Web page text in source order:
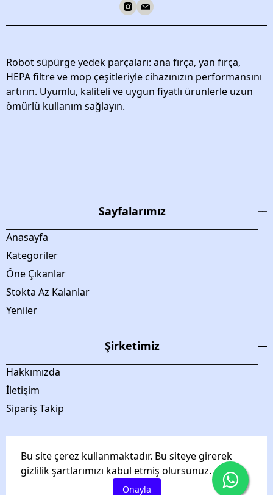
Bu site çerez kullanmaktadır. Bu siteye girerek
gizlilik şartlarımızı kabul etmiş olursunuz.
Onayla
Robot süpürge yedek parçaları: ana fırça, yan fırça,
HEPA filtre ve mop çeşitleriyle cihazınızın performansını
artırın. Uyumlu, kaliteli ve uygun fiyatlı ürünlerle uzun
ömürlü kullanım sağlayın.
Sayfalarımız
Anasayfa
Kategoriler
Öne Çıkanlar
Stokta Az Kalanlar
Yeniler
Şirketimiz
Hakkımızda
İletişim
Sipariş Takip
Asgard Grup tüm hakları saklıdır.